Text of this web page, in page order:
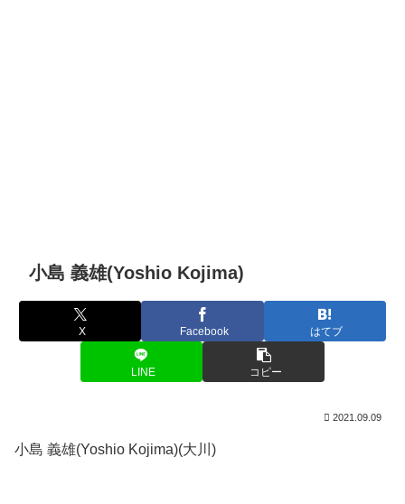
小島 義雄(Yoshio Kojima)
X Facebook はてブ
LINE コピー
2021.09.09
小島 義雄(Yoshio Kojima)(大川)